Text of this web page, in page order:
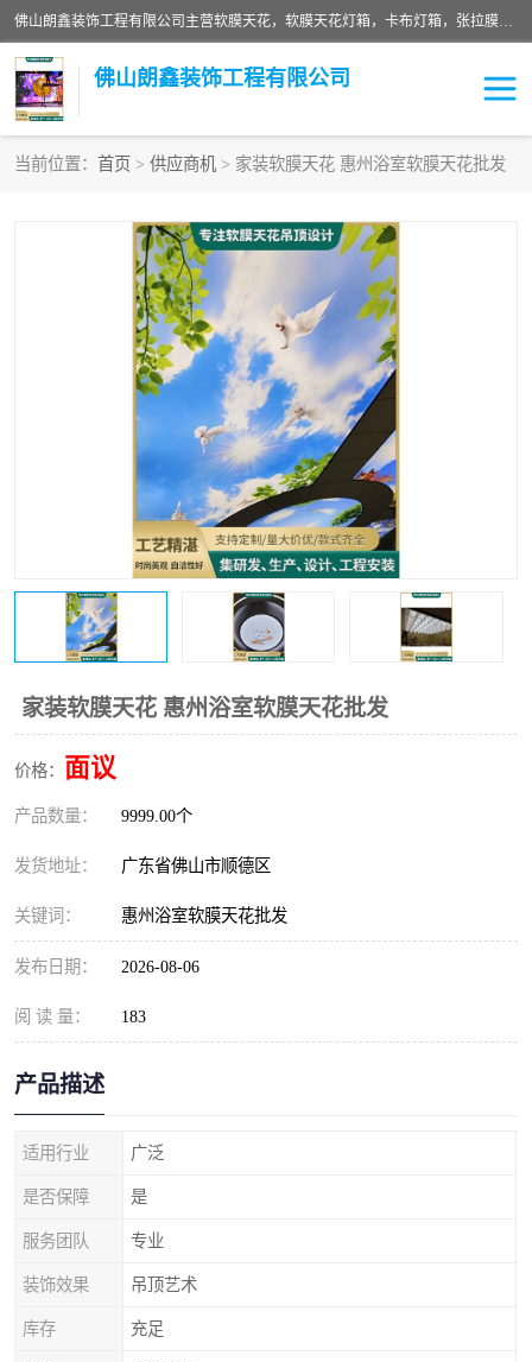
佛山朗鑫装饰工程有限公司主营软膜天花，软膜天花灯箱，卡布灯箱，张拉膜等产品，价格实惠，支持定制；公司专业装饰铺面，家居，会展特装，软膜等工程，技能精良人员，安装快、价格合理，质量保证、热诚与各方有识人士合作，欢迎新老客户来电咨询。
佛山朗鑫装饰工程有限公司
当前位置： 首页 > 供应商机 > 家装软膜天花 惠州浴室软膜天花批发
家装软膜天花 惠州浴室软膜天花批发
价格： 面议
产品数量： 9999.00个
发货地址： 广东省佛山市顺德区
关键词： 惠州浴室软膜天花批发
发布日期： 2026-08-06
阅 读 量： 183
产品描述
适用行业 广泛
是否保障 是
服务团队 专业
装饰效果 吊顶艺术
库存 充足
软膜吊顶